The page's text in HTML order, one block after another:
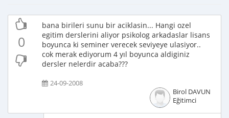
0
bana birileri sunu bir aciklasin... Hangi ozel
egitim derslerini aliyor psikolog arkadaslar lisans
boyunca ki seminer verecek seviyeye ulasiyor..
cok merak ediyorum 4 yıl boyunca aldiginiz
dersler nelerdir acaba???
24-09-2008
Birol DAVUN
Eğitimci